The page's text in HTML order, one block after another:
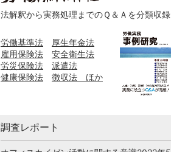
法解釈から実務処理までのＱ＆Ａを分類収録
労働基準法
厚生年金法
雇用保険法
安全衛生法
労災保険法
派遣法
健康保険法
徴収法 ほか
調査レポート